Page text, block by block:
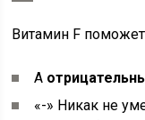
Витамин F
А
«-» Никак не